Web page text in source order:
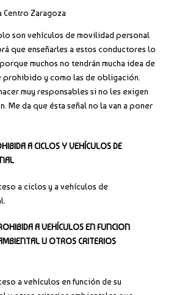
Centro Zaragoza
son vehículos de movilidad personal
que enseñarles a estos conductores lo
muchos no tendrán mucha idea de
prohibido y como las de obligación.
muy responsables si no les exigen
Me da que ésta señal no la van a poner
A CICLOS Y VEHÍCULOS DE
a ciclos y a vehículos de
A VEHÍCULOS EN FUNCION
U OTROS CRITERIOS
a vehículos en función de su